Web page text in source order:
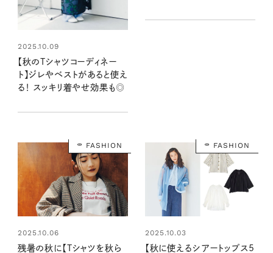
2025.10.09
【秋のTシャツコーディネー
ト】ジレやベストがあると使え
る！ スッキリ着やせ効果も◎
FASHION
2025.10.06
残暑の秋に【Tシャツを秋ら
FASHION
2025.10.03
【秋に使えるシアートップス5